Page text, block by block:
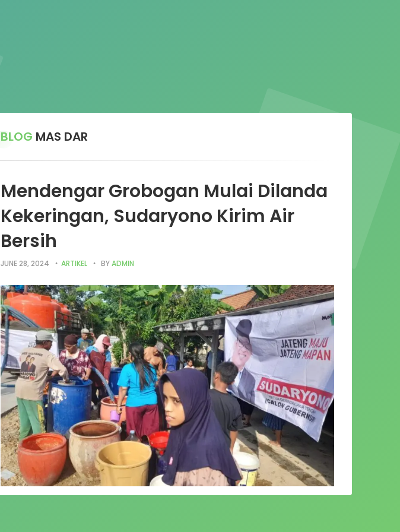
BLOG MAS DAR
Mendengar Grobogan Mulai Dilanda
Kekeringan, Sudaryono Kirim Air
Bersih
JUNE 28, 2024 ARTIKEL BYADMIN